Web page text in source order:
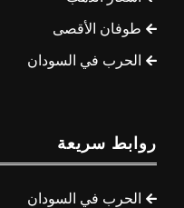
طوفان الأقصى
الحرب في السودان
روابط سريعة
الحرب في السودان